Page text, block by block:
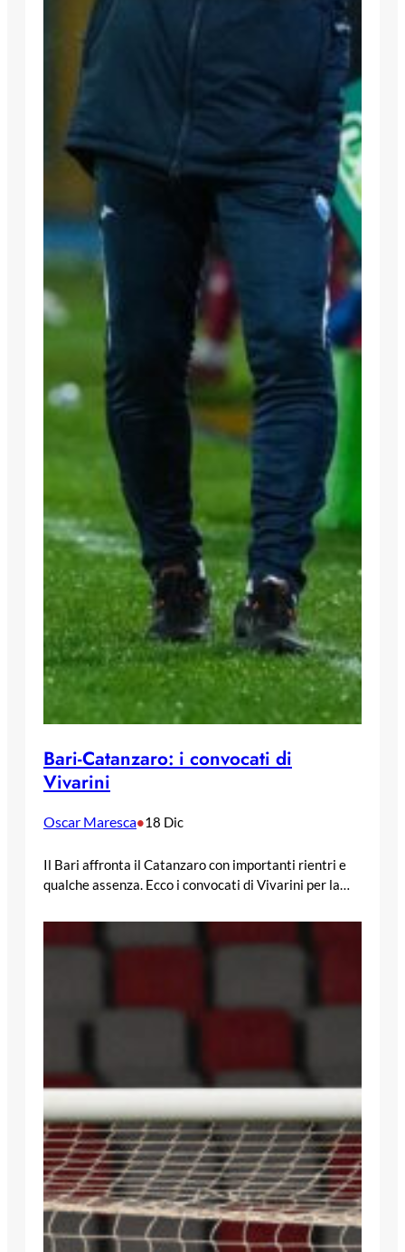
Bari-Catanzaro: i convocati di
Vivarini
Oscar Maresca•18 Dic
Il Bari affronta il Catanzaro con importanti rientri e
qualche assenza. Ecco i convocati di Vivarini per la…